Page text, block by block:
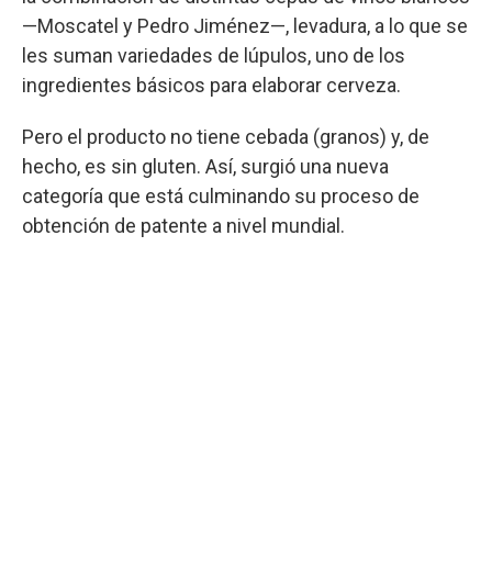
—Moscatel y Pedro Jiménez—, levadura, a lo que se
les suman variedades de lúpulos, uno de los
ingredientes básicos para elaborar cerveza.
Pero el producto no tiene cebada (granos) y, de
hecho, es sin gluten. Así, surgió una nueva
categoría que está culminando su proceso de
obtención de patente a nivel mundial.